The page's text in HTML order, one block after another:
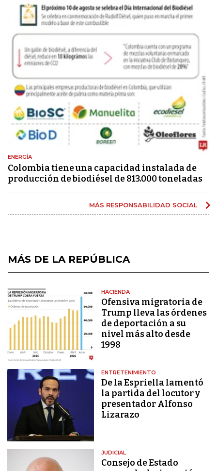
ENERGÍA
Colombia tiene una capacidad instalada de
producción de biodiésel de 813.000 toneladas
MÁS RESPONSABILIDAD SOCIAL
MÁS DE LA REPÚBLICA
HACIENDA
Ofensiva migratoria de
Trump lleva las órdenes
de deportación a su
nivel más alto desde
1998
ENTRETENIMIENTO
De la Espriella lamentó
la partida del locutor y
presentador Alfonso
Lizarazo
JUDICIAL
Consejo de Estado